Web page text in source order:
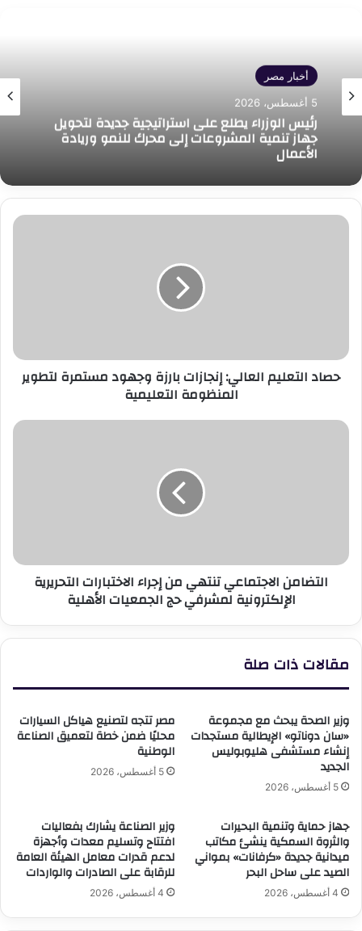
أخبار مصر
5 أغسطس، 2026
رئيس الوزراء يطلع على استراتيجية جديدة لتحويل
جهاز تنمية المشروعات إلى محرك للنمو وريادة
الأعمال
حصاد
المنظومة
التعليمية
حصاد التعليم العالي: إنجازات بارزة وجهود مستمرة لتطوير
المنظومة التعليمية
التضامن
لمشرفي
التضامن الاجتماعي تنتهي من إجراء الاختبارات التحريرية
الإلكترونية لمشرفي حج الجمعيات الأهلية
مقالات ذات صلة
وزير الصحة يبحث مع مجموعة
«سان دوناتو» الإيطالية مستجدات
إنشاء مستشفى هليوبوليس
الجديد
5 أغسطس، 2026
مصر تتجه لتصنيع هياكل السيارات
محليًا ضمن خطة لتعميق الصناعة
الوطنية
5 أغسطس، 2026
جهاز حماية وتنمية البحيرات
والثروة السمكية ينشئ مكاتب
ميدانية جديدة «كرفانات» بمواني
الصيد على ساحل البحر
4 أغسطس، 2026
وزير الصناعة يشارك بفعاليات
افتتاح وتسليم معدات وأجهزة
لدعم قدرات معامل الهيئة العامة
للرقابة على الصادرات والواردات
4 أغسطس، 2026